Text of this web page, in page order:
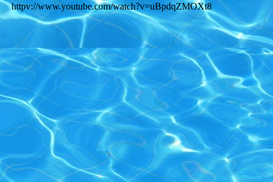
httpv://www.youtube.com/watch?v=uBpdqZMOXt8